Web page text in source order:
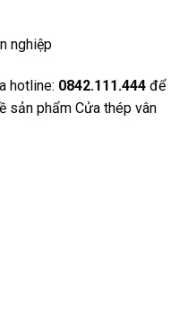
nghiệp
hotline: 0842.111.444 để
sản phẩm Cửa thép vân